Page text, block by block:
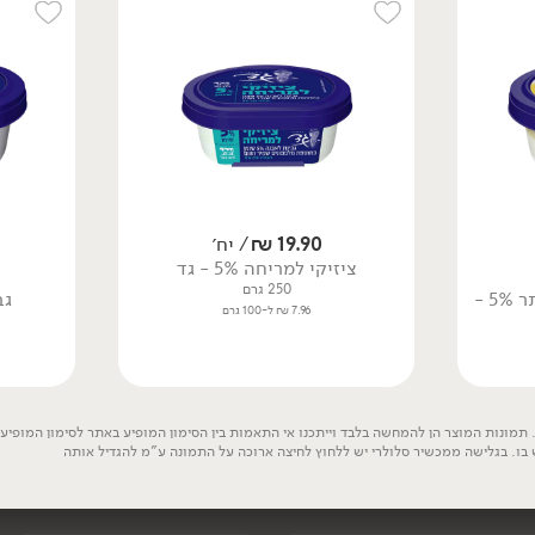
15.27 ₪ ל-100 גרם 11.96 ₪ ל-100 גרם
גבינת לאבנה שמן זית וזעתר 5% -
19.90
₪/ יח׳
ציזיקי למריחה 5% - גד
250 גרם
7.96 ₪ ל-100 גרם
המוצר הן להמחשה בלבד וייתכנו אי התאמות בין הסימון המופיע באתר לסימון
בגלישה ממכשיר סלולרי יש ללחוץ לחיצה ארוכה על התמונה ע"מ להגדיל אותה